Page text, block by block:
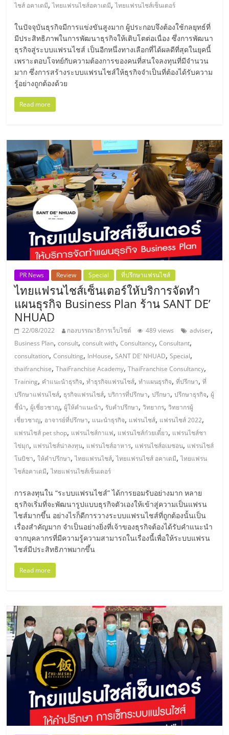
ไชส์ อคาเดมี,ไทยแฟรนไชส์อคาเดมี,ไทยแฟรนไชส์เซ็นเตอร์
ในปัจจุบันธุรกิจมีการแข่งขันสูงมาก ผู้ประกอบจึงต้องใช้กลยุทธ์ที่
มีประสิทธิภาพในการพัฒนาธุรกิจให้เติบโตต่อเนื่อง ซึ่งการพัฒนา
ธุรกิจสู่ระบบแฟรนไชส์ เป็นอีกหนึ่งทางเลือกที่ได้ผลดีที่สุดในยุคนี้
เพราะตอบโจทย์กับความต้องการของคนที่สนใจลงทุนที่มีจำนวน
มาก ซึ่งการสร้างระบบแฟรนไชส์ให้ธุรกิจจำเป็นที่ต้องได้รับความ
รู้อย่างถูกต้องด้วย
Read more
PR News Review Special ที่ปรึกษาแฟรนไชส์
ไทยแฟรนไชส์เซ็นเตอร์ให้บริการจัดทำ
แผนธุรกิจ Business Plan ร้าน SANT DE’
NHUAD
22/08/2022 กองบรรณาธิการเว็บไซต์ 489 views adviser,
Business Plan,consult,consult with,Consultancy,Consultant,
consultation,Consulting, InHouse,SANT DE’ NHUAD,Special,
thaifranchise,ThaiFranchise Academy,ThaiFranchise Consultancy,
Training, คำแนะนำธุรกิจ,ทำธุรกิจแฟรนไชส์,ทำแผนธุรกิจ,ที่ปรึกษา,ที่
ปรึกษาแฟรนไชส์, ธุรกิจแฟรนไชส์,บริการที่ปรึกษา,ปรึกษา,ปรึกษาธุรกิจ,ผู้
ชี้นำ,ผู้เชี่ยวชาญ,ผู้ให้คำแนะนำ, รับคำปรึกษา,วิทยากร,วิทยากรผู้
เชี่ยวชาญ, อาจารย์ที่ปรึกษา, แนะนำธุรกิจ, แฟรนไชส์, แฟรนไชส์ 2022,
แฟรนไชส์ pet shop, แฟรนไชส์กาแฟ, แฟรนไชส์ก๋วยเตี๋ยว, แฟรนไชส์ชา
ไข่มุก, แฟรนไชส์น่าลงทุน, แฟรนไชส์อาหาร, แฟรนไชส์อเมซอน, แฟรนไชส์
โนบิชา,ให้คำปรึกษา,ไทยแฟรนไชส์,ไทยแฟรนไชส์ อคาเดมี,ไทยแฟรน
ไชส์อคาเดมี,ไทยแฟรนไชส์เซ็นเตอร์
การลงทุนใน “ระบบแฟรนไชส์” ได้การยอมรับอย่างมาก หลาย
ธุรกิจเริ่มที่จะพัฒนารูปแบบธุรกิจตัวเองให้เข้าสู่ความเป็นแฟรน
ไชส์มากขึ้น อย่างไรก็ดีการวางระบบแฟรนไชส์ที่ถูกต้องนั้นเป็น
เรื่องสำคัญมาก จำเป็นอย่างยิ่งที่เจ้าของธุรกิจต้องได้รับคำแนะนำ
จากบุคลากรที่มีความรู้ความสามารถในเรื่องนี้เพื่อให้ระบบแฟรน
ไชส์มีประสิทธิภาพมากขึ้น
Read more